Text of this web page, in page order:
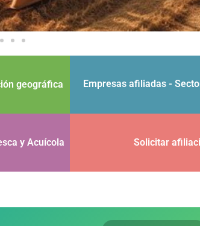
geográfica Empresas afiliadas -
y Acuícola Solicitar